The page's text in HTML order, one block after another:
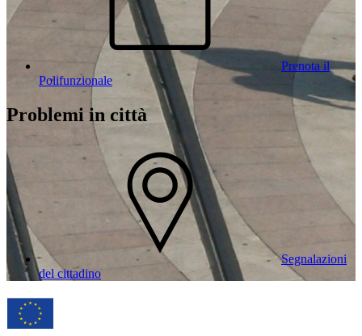
Prenota il
Polifunzionale
Problemi in città
Segnalazioni
del cittadino